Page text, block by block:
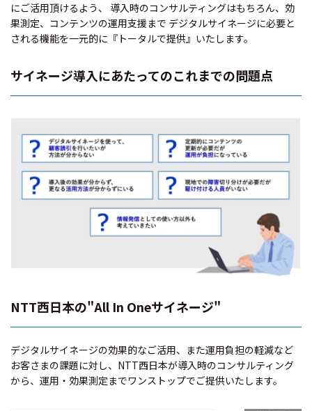
にご活用頂けるよう、 導入時のコンサルティングはもちろん、効
果測定、コンテンツの運用支援まで デジタルサイネージに必要と
される機能を一元的に『トータルで提供』いたします。
サイネージ導入にあたってのこれまでの問題点
NTT西日本の"All In Oneサイネージ"
デジタルサイネージの効果的なご活用、また運用負担の軽減など
お客さまの課題に対し、NTT西日本が導入時のコンサルティング
から、運用・効果測定までワンストップでご提供いたします。